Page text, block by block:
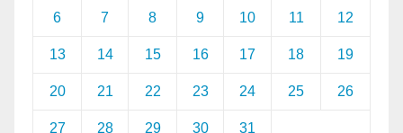
6 7 8 9 10 11 12
13 14 15 16 17 18 19
20 21 22 23 24 25 26
27 28 29 30 31